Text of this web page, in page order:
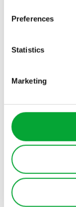
Preferences
Statistics
Marketing
SCHULUNGEN
aquatherm